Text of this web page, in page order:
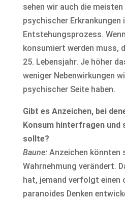
sehen wir auch die
psychischer Erkrankungen
Entstehungsprozess.
konsumiert werden muss,
25. Lebensjahr. Je höher
weniger Nebenwirkungen
psychischer Seite haben.
Gibt es Anzeichen, bei
Konsum hinterfragen und
sollte?
Baune:Anzeichen könnten
Wahrnehmung verändert.
hat, jemand verfolgt einen
paranoides Denken